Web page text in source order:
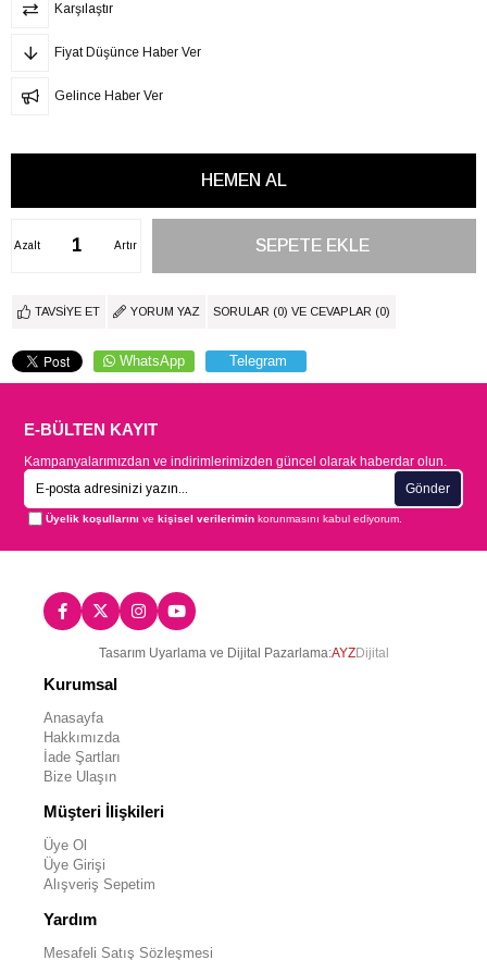
Karşılaştır
Fiyat Düşünce Haber Ver
Gelince Haber Ver
Artır
Azalt
TAVSIYE ET YORUM YAZ SORULAR (0) VE CEVAPLAR (0)
WhatsApp Telegram
E-BÜLTEN KAYIT
Kampanyalarımızdan ve indirimlerimizden güncel olarak haberdar olun.
Gönder
Üyelik koşullarını vekişisel verilerimin korunmasını kabul ediyorum.
Tasarım Uyarlama ve Dijital Pazarlama:AYZDijital
Kurumsal
Anasayfa
Hakkımızda
İade Şartları
Bize Ulaşın
Müşteri İlişkileri
Üye Ol
Üye Girişi
Alışveriş Sepetim
Yardım
Mesafeli Satış Sözleşmesi